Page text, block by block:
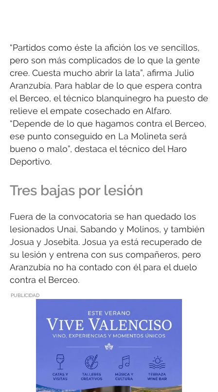
“Partidos como éste la afición los ve sencillos,
pero son más complicados de lo que la gente
cree. Cuesta mucho abrir la lata”, afirma Julio
Aranzubía. Para hablar de lo que espera contra
el Berceo, el técnico blanquinegro ha puesto de
relieve el empate cosechado en Alfaro.
“Depende de lo que hagamos contra el Berceo,
ese punto conseguido en La Molineta será
bueno o malo”, destaca el técnico del Haro
Deportivo.
Tres bajas por lesión
Fuera de la convocatoria se han quedado los
lesionados Unai, Sabando y Molinos, y también
Josua y Josebita. Josua ya está recuperado de
su lesión y entrena con sus compañeros, pero
Aranzubía no ha contado con él para el duelo
contra el Berceo.
PUBLICIDAD